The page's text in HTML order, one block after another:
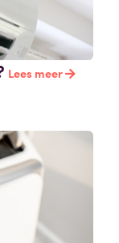
Lees meer